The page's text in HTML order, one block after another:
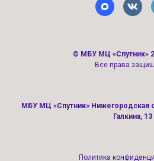
© МБУ МЦ «Спутник»
Все права
МБУ МЦ «Спутник» Нижегородская
Галкина, 13
Политика